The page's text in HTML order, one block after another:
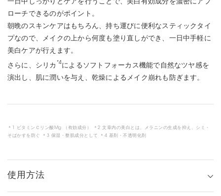
一日中しっかりとケアを行うことで、美白有効成分を濃密にアプ
ローチできるのがポイント。
朝晩のスキンケアはもちろん、持ち運びに便利なスティックタイ
プなので、メイクの上から何度も塗り直しができ、一日中手軽に
美白ケアが行えます。
さらに、シリカ *4によるソフトフォーカス機能で自然なツヤ感を
演出し、肌に潤いを与え、乾燥によるメイク崩れも防ぎます。
＊1 ビタミンＣリン酸Mg （有効成分） ＊2 文章内の美白とは、メラニンの生成を抑え、シミ・
そばかすを防ぐ ＊3 保湿・整肌成分として ＊4 基剤・不透明化剤
使用方法